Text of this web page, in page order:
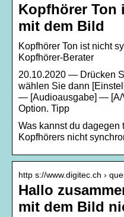
Kopfhörer Ton
mit dem Bild
Kopfhörer Ton ist nicht
Kopfhörer-Berater
20.10.2020 — Drücken
wählen Sie dann
— [Audioausgabe] — [A/
Option. Tipp
Was kannst du dagegen
Kopfhörers nicht
http s://www.digitec.ch ›
Hallo
mit dem Bild